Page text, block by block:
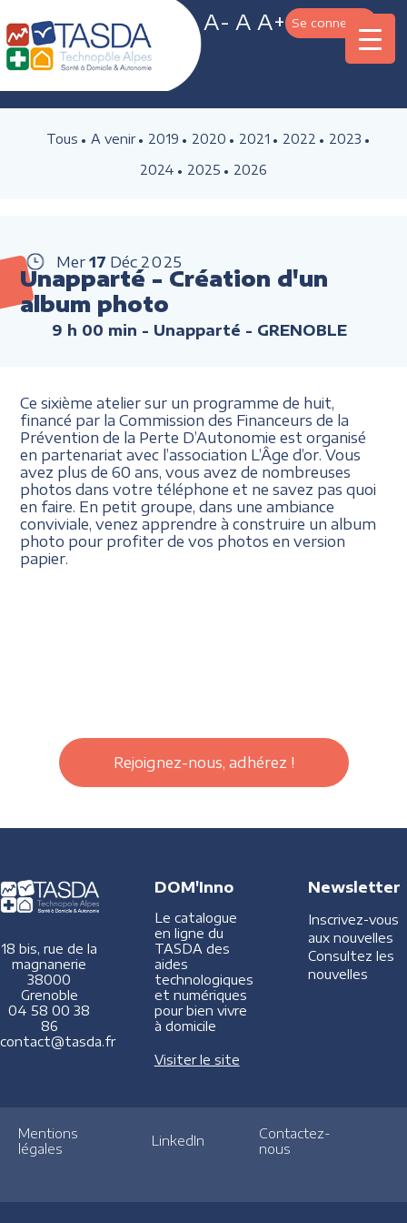
A- A A+ Se connecter
Tous A venir 2019 2020 2021 2022
2023
2024
2025 2026
Mer 17 Déc 2025
Unapparté - Création d'un
album photo
9 h 00 min - Unapparté - GRENOBLE
Ce sixième atelier sur un programme de huit,
financé par la Commission des Financeurs de la
Prévention de la Perte D’Autonomie est organisé
en partenariat avec l’association L’Âge d’or. Vous
avez plus de 60 ans, vous avez de nombreuses
photos dans votre téléphone et ne savez pas quoi
en faire. En petit groupe, dans une ambiance
conviviale, venez apprendre à construire un album
photo pour profiter de vos photos en version
papier.
Rejoignez-nous, adhérez !
18 bis, rue de la
magnanerie
38000
Grenoble
04 58 00 38
86
contact@tasda.fr
DOM'Inno
Le catalogue
en ligne du
TASDA des
aides
technologiques
et numériques
pour bien vivre
à domicile
Visiter le site
Newsletter
Inscrivez-vous
aux nouvelles
Consultez les
nouvelles
Mentions
légales
LinkedIn
Contactez-
nous